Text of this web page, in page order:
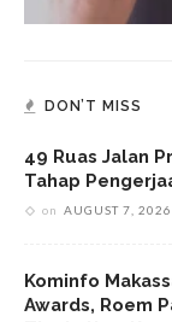
DON’T MISS
49 Ruas Jalan
Tahap
on AUGUST 7, 2026
Kominfo
Awards, Roem